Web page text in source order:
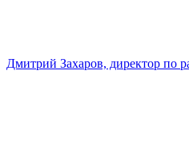
Дмитрий Захаров, директор по